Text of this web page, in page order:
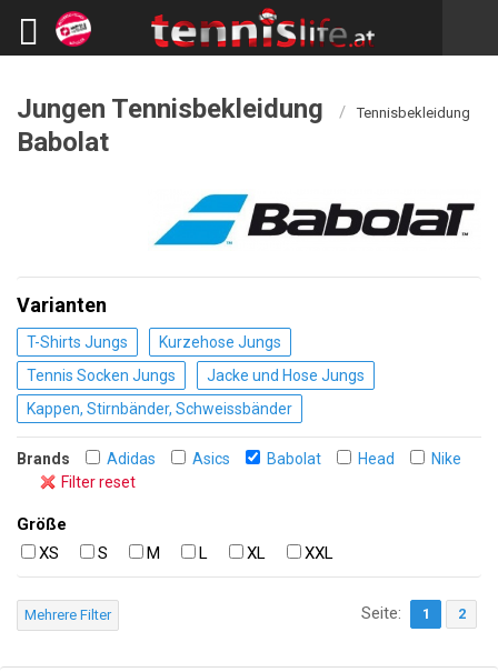
Jungen Tennisbekleidung
Babolat
/ Tennisbekleidung
Varianten
T-Shirts Jungs
Kurzehose Jungs
Tennis Socken Jungs
Jacke und Hose Jungs
Kappen, Stirnbänder, Schweissbänder
Brands Adidas Asics Babolat Head
Nike
Filter reset
Größe
XS
S M L XL XXL
Mehrere Filter Seite: 1 2